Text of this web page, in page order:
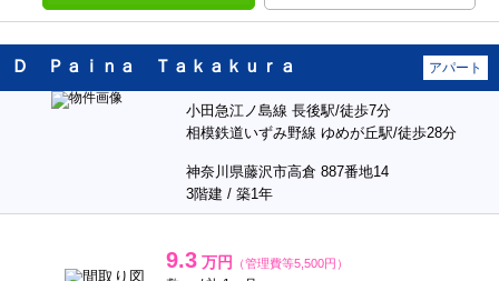
Ｄ Ｐａｉｎａ Ｔａｋａｋｕｒａ アパート
小田急江ノ島線 長後駅/徒歩7分
相模鉄道いずみ野線 ゆめが丘駅/徒歩28分
神奈川県藤沢市高倉 887番地14
3階建 / 築1年
9.3 万円 （管理費等5,500円）